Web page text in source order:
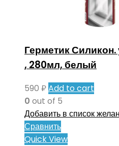
Герметик
, 280мл, белый
590 ₽Add to cart
0 out of 5
Добавить в список
Сравнить
Quick View